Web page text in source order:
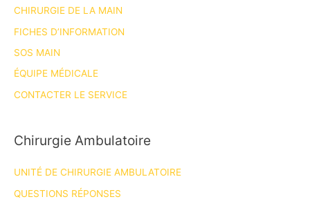
CHIRURGIE DE LA MAIN
FICHES D’INFORMATION
SOS MAIN
ÉQUIPE MÉDICALE
CONTACTER LE SERVICE
Chirurgie Ambulatoire
UNITÉ DE CHIRURGIE AMBULATOIRE
QUESTIONS RÉPONSES